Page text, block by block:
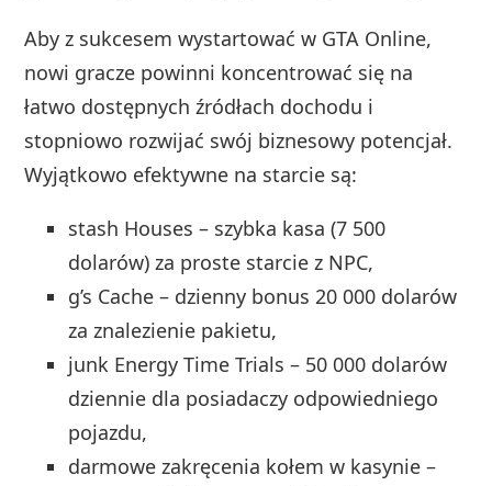
Aby z sukcesem wystartować w GTA Online,
nowi gracze powinni koncentrować się na
łatwo dostępnych źródłach dochodu i
stopniowo rozwijać swój biznesowy potencjał.
Wyjątkowo efektywne na starcie są:
stash Houses – szybka kasa (7 500
dolarów) za proste starcie z NPC,
g’s Cache – dzienny bonus 20 000 dolarów
za znalezienie pakietu,
junk Energy Time Trials – 50 000 dolarów
dziennie dla posiadaczy odpowiedniego
pojazdu,
darmowe zakręcenia kołem w kasynie –